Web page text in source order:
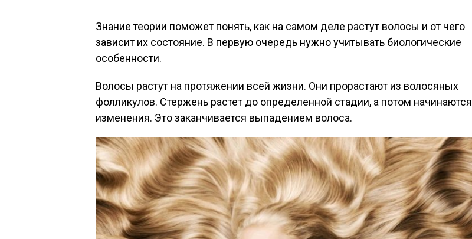
Знание теории поможет понять, как на самом деле растут волосы и от чего
зависит их состояние. В первую очередь нужно учитывать биологические
особенности.
Волосы растут на протяжении всей жизни. Они прорастают из волосяных
фолликулов. Стержень растет до определенной стадии, а потом начинаются
изменения. Это заканчивается выпадением волоса.